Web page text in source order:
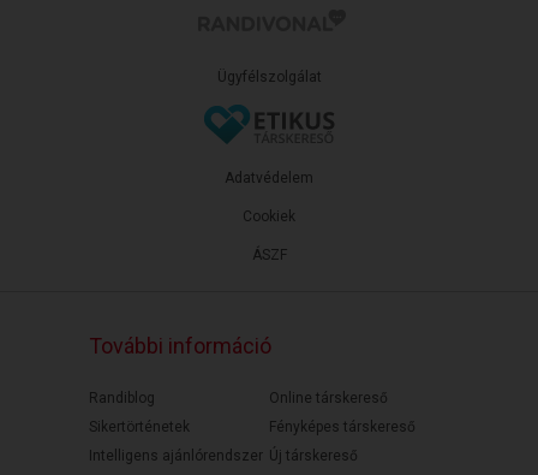
Ügyfélszolgálat
ÁSZF
Adatvédelem
Cookiek
További információ
Randiblog
Sikertörténetek
Intelligens ajánlórendszer
Online társkereső
Fényképes társkereső
Új társkereső